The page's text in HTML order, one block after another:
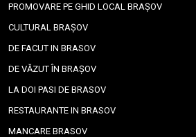
PROMOVARE PE GHID LOCAL BRAȘOV
CULTURAL BRAȘOV
DE FACUT IN BRASOV
DE VĂZUT ÎN BRAȘOV
LA DOI PASI DE BRASOV
RESTAURANTE IN BRASOV
MANCARE BRASOV